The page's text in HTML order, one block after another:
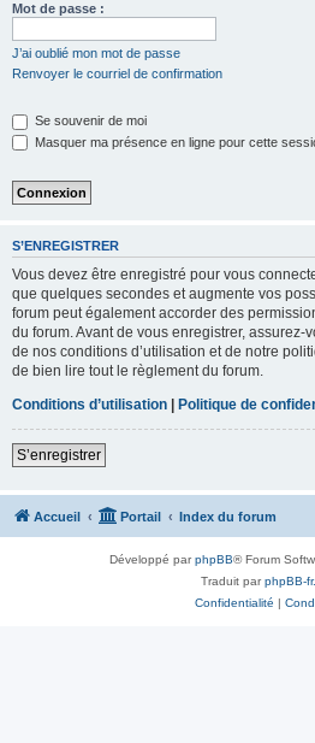
Mot de passe :
J’ai oublié mon mot de passe
Renvoyer le courriel de confirmation
Se souvenir de moi
Masquer ma présence en ligne pour cette
S’ENREGISTRER
Vous devez être enregistré pour vous
que quelques secondes et augmente vos
forum peut également accorder des
du forum. Avant de vous enregistrer, assurez-
de nos conditions d’utilisation et de notre
de bien lire tout le règlement du forum.
Conditions d’utilisation | Politique de
S’enregistrer
Accueil Portail Index du forum
Développé parphpBB® Forum
Traduit parphpBB-
Confidentialité |